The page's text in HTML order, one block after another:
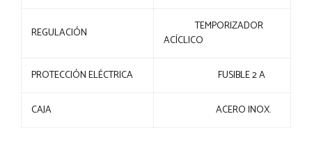
REGULACIÓN
TEMPORIZADOR
ACÍCLICO
PROTECCIÓN ELÉCTRICA FUSIBLE 2 A
CAJA ACERO INOX.